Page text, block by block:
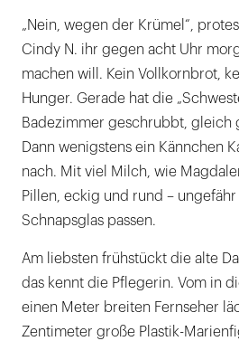
„Nein, wegen der Krümel“,
Cindy N. ihr gegen acht Uhr
machen will. Kein Vollkornbrot,
Hunger. Gerade hat die
Badezimmer geschrubbt, gleich
Dann wenigstens ein Kännchen
nach. Mit viel Milch, wie
Pillen, eckig und rund –
Schnapsglas passen.
Am liebsten frühstückt die alte
das kennt die Pflegerin. Vom in
einen Meter breiten Fernseher
Zentimeter große Plastik-